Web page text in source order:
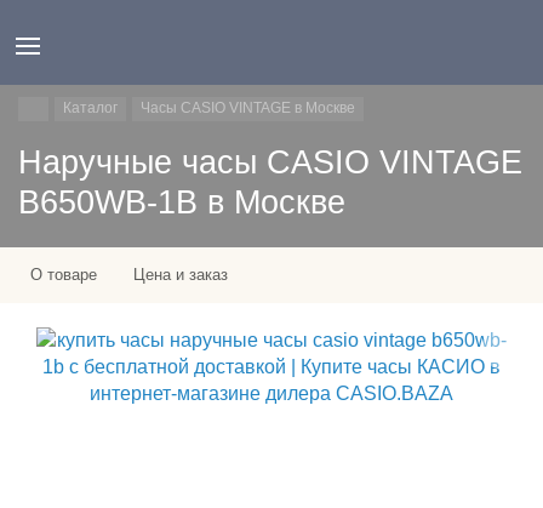
Каталог Часы CASIO VINTAGE в Москве
Наручные часы CASIO VINTAGE
B650WB-1B в Москве
О товаре Цена и заказ